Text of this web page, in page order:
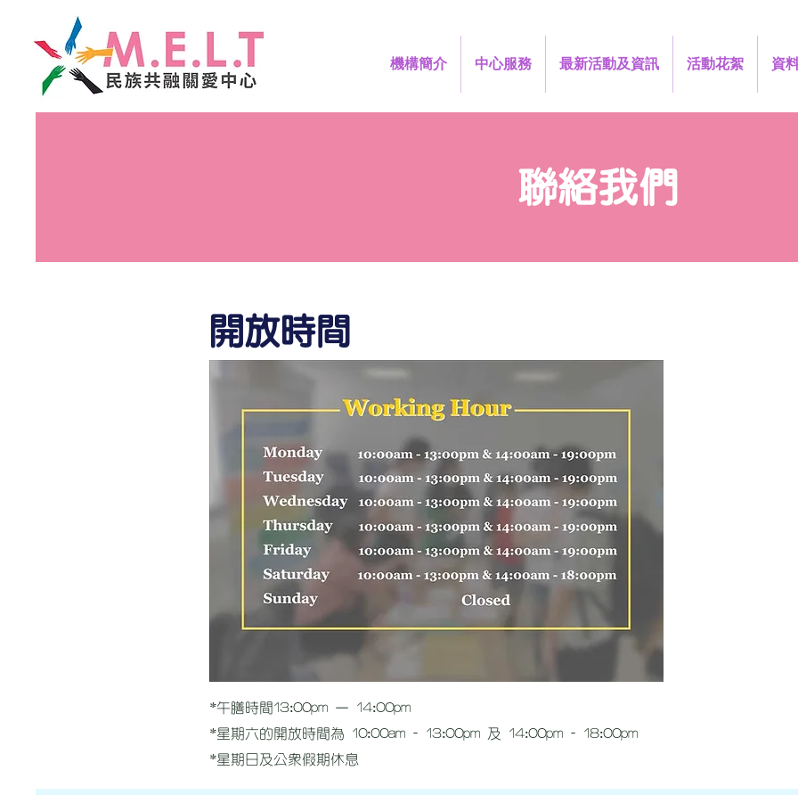
機構簡介 中心服務 最新活動及資訊 活動花絮 資
聯絡我們
​開放時間
*午膳時間13:00pm – 14:00pm
*星期六的開放時間為 10:00am - 13:00pm 及 14:00pm - 18:00pm
*星期日及公眾假期休息